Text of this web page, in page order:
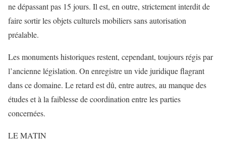
ne dépassant pas 15 jours. Il est, en outre, strictement interdit de
faire sortir les objets culturels mobiliers sans autorisation
préalable.
Les monuments historiques restent, cependant, toujours régis par
l’ancienne législation. On enregistre un vide juridique flagrant
dans ce domaine. Le retard est dû, entre autres, au manque des
études et à la faiblesse de coordination entre les parties
concernées.
LE MATIN